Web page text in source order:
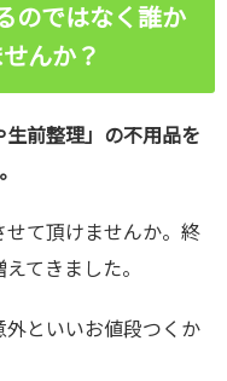
のではなく誰か
んか？
前整理」の不用品を
て頂けませんか。終
てきました。
といいお値段つくか